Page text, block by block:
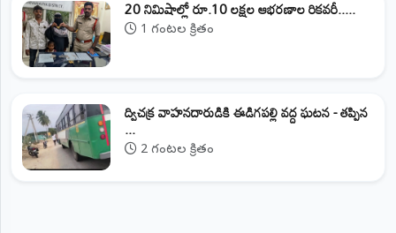
20 నిమిషాల్లో రూ.10 లక్షల ఆభరణాల రికవరీ.....
1 గంటల క్రితం
ద్విచక్ర వాహనదారుడికి ఈడిగపల్లి వద్ద ఘటన - తప్పిన
...
2 గంటల క్రితం